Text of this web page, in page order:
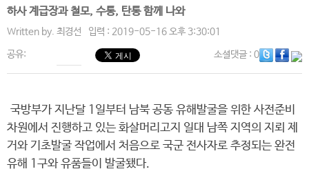
하사 계급장과 철모, 수통, 탄통 함께 나와
Written by. 최경선 입력 : 2019-05-16 오후 3:30:01
공유: 소셜댓글: 0
국방부가 지난달 1일부터 남북 공동 유해발굴을 위한 사전준비
차원에서 진행하고 있는 화살머리고지 일대 남쪽 지역의 지뢰 제
거와 기초발굴 작업에서 처음으로 국군 전사자로 추정되는 완전
유해 1구와 유품들이 발굴됐다.